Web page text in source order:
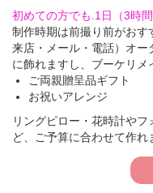
初めての方でも.1日（3時
制作時期は前撮り前がお
来店・メール・電話）オ
に飾れますし、ブーケリメ
ご両親贈呈品ギフト
お祝いアレンジ
リングピロー・花時計や
ど、ご予算に合わせて作れ